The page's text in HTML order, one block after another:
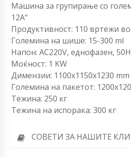
Машина за групирање со
12A“
Продуктивност: 110 вртежи
Големина на шише: 15-300 ml
Напон: AC220V, еднофазен,
Моќност: 1 KW
Димензии: 1100x1150x1230 mm
Големина на пакетот:
Тежина: 250 кг
Тежина на испорака: 300 кг
СОВЕТИ ЗА НАШИТЕ